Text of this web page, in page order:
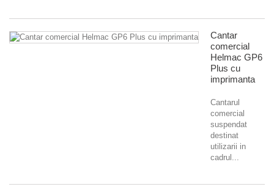
Cantar
comercial
Helmac GP6
Plus cu
imprimanta
Cantarul
comercial
suspendat
destinat
utilizarii in
cadrul...